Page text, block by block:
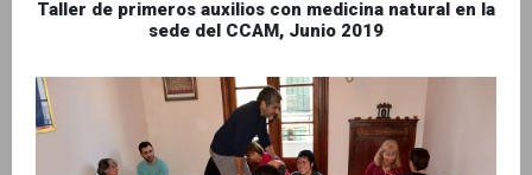
Taller de primeros auxilios con medicina natural en la
sede del CCAM, Junio 2019